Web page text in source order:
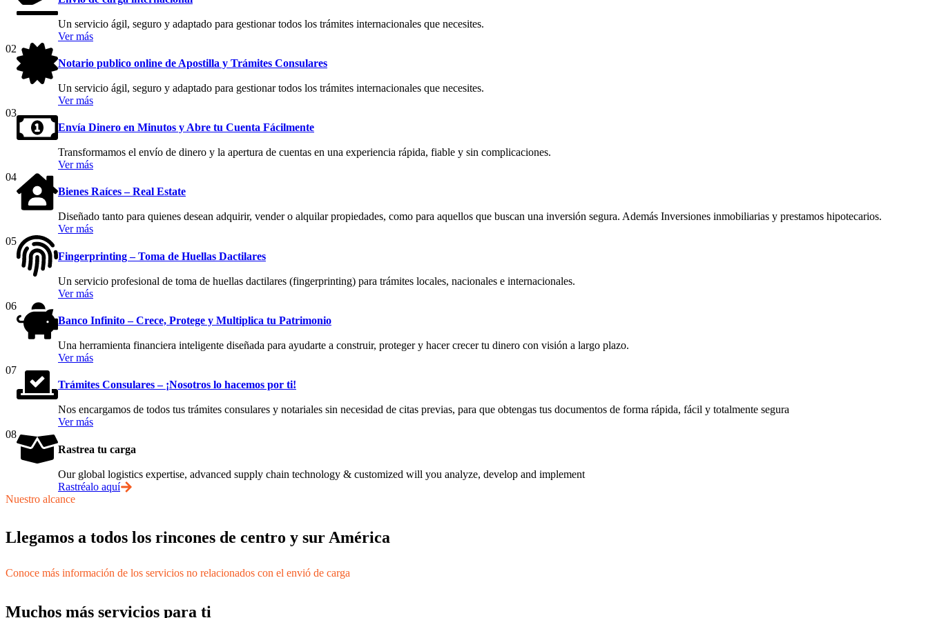
Un servicio ágil, seguro y adaptado para gestionar todos los trámites internacionales que necesites.
Ver más
02
Notario publico online de Apostilla y Trámites Consulares
Un servicio ágil, seguro y adaptado para gestionar todos los trámites internacionales que necesites.
Ver más
03
Envía Dinero en Minutos y Abre tu Cuenta Fácilmente
Transformamos el envío de dinero y la apertura de cuentas en una experiencia rápida, fiable y sin complicaciones.
Ver más
04
Bienes Raíces – Real Estate
Diseñado tanto para quienes desean adquirir, vender o alquilar propiedades, como para aquellos que buscan una inversión segura. Además Inversiones inmobiliarias y prestamos hipotecarios.
Ver más
05
Fingerprinting – Toma de Huellas Dactilares
Un servicio profesional de toma de huellas dactilares (fingerprinting) para trámites locales, nacionales e internacionales.
Ver más
06
Banco Infinito – Crece, Protege y Multiplica tu Patrimonio
Una herramienta financiera inteligente diseñada para ayudarte a construir, proteger y hacer crecer tu dinero con visión a largo plazo.
Ver más
07
Trámites Consulares – ¡Nosotros lo hacemos por ti!
Nos encargamos de todos tus trámites consulares y notariales sin necesidad de citas previas, para que obtengas tus documentos de forma rápida, fácil y totalmente segura
Ver más
08
Rastrea tu carga
Our global logistics expertise, advanced supply chain technology & customized will you analyze, develop and implement
Rastréalo aquí
Nuestro alcance
Llegamos a todos los rincones de centro y sur América
Conoce más información de los servicios no relacionados con el envió de carga
Muchos más servicios para ti